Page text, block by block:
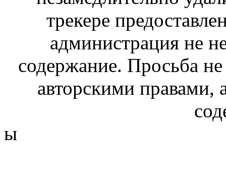
трекере
администрация не
содержание. Просьба
авторскими правами,
ы